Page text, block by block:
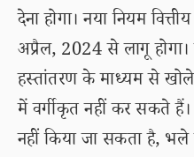
देना होगा। नया नियम
अप्रैल, 2024 से लागू होगा।
हस्तांतरण के माध्यम से
में वर्गीकृत नहीं कर सकते हैं।
नहीं किया जा सकता है,